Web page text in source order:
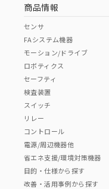
商品情報
センサ
FAシステム機器
モーション/ドライブ
ロボティクス
セーフティ
検査装置
スイッチ
リレー
コントロール
電源/周辺機器他
省エネ支援/環境対策機器
目的・仕様から探す
改善・活用事例から探す